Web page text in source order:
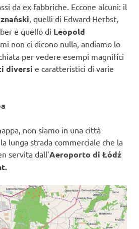
da ex fabbriche. Eccone alcuni: il
, quelli di Edward Herbst,
e quello di Leopold
non ci dicono nulla, andiamo lo
per vedere esempi magnifici
diversi e caratteristici di varie
non siamo in una città
lunga strada commerciale che la
servita dall’Aeroporto di Łódź